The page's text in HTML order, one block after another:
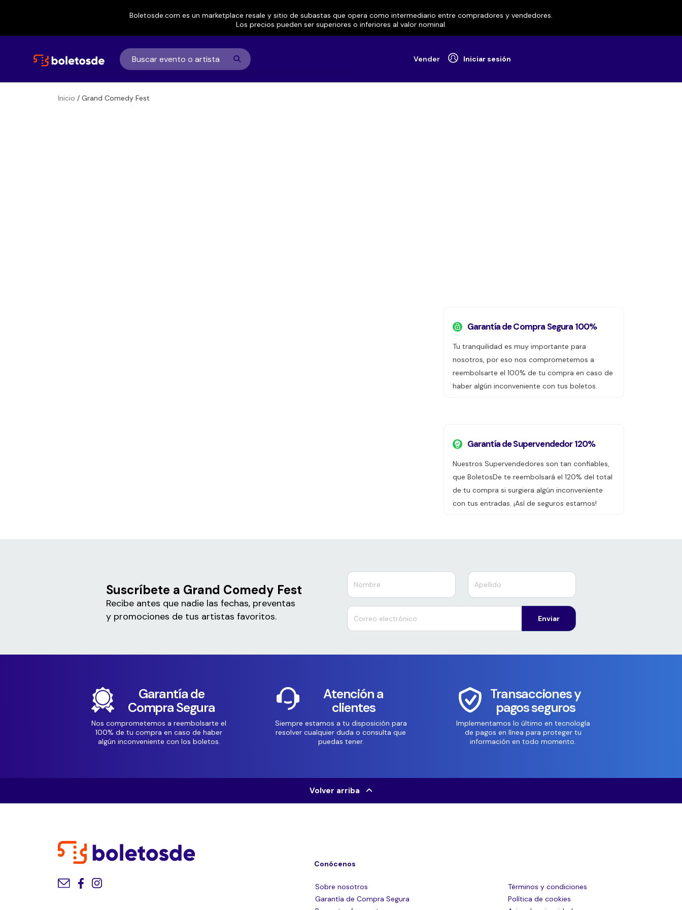
Boletosde.com es un marketplace resale y sitio de subastas que opera como intermediario entre compradores y vendedores.
Los precios pueden ser superiores o inferiores al valor nominal.
Vender Iniciar sesión
Inicio / Grand Comedy Fest
Garantía de Compra Segura 100%
Tu tranquilidad es muy importante para
nosotros, por eso nos comprometemos a
reembolsarte el 100% de tu compra en caso de
haber algún inconveniente con tus boletos.
Garantía de Supervendedor 120%
Nuestros Supervendedores son tan confiables,
que BoletosDe te reembolsará el 120% del total
de tu compra si surgiera algún inconveniente
con tus entradas. ¡Así de seguros estamos!
Suscríbete a Grand Comedy Fest
Recibe antes que nadie las fechas, preventas
y promociones de tus artistas favoritos.
Enviar
Garantía de
Compra Segura
Nos comprometemos a reembolsarte el
100% de tu compra en caso de haber
algún inconveniente con los boletos.
Atención a
clientes
Siempre estamos a tu disposición para
resolver cualquier duda o consulta que
puedas tener.
Transacciones y
pagos seguros
Implementamos lo último en tecnología
de pagos en línea para proteger tu
información en todo momento.
Volver arriba
Conócenos
Sobre nosotros
Garantía de Compra Segura
Términos y condiciones
Política de cookies